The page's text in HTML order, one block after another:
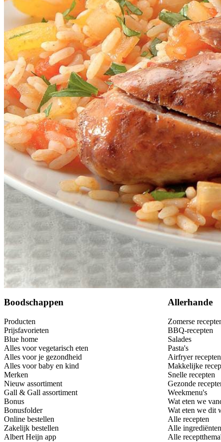
2 tlpaprikapoeder
tlsambal oelek
350 grijst
pakbraadworst
1 schaaltjeverse peterselie
Boodschappen
Producten
Prijsfavorieten
Blue home
Alles voor vegetarisch eten
Alles voor je gezondheid
Alles voor baby en kind
Merken
Nieuw assortiment
Gall & Gall assortiment
Bonus
Bonusfolder
Online bestellen
Zakelijk bestellen
Albert Heijn app
Allerhande
Zomerse
BBQ-recepten
Salades
Pasta's
Airfryer recepten
Makkelijke
Snelle recepten
Gezonde
Weekmenu's
Wat eten we
Wat eten we dit
Alle recepten
Alle ingrediënten
Alle